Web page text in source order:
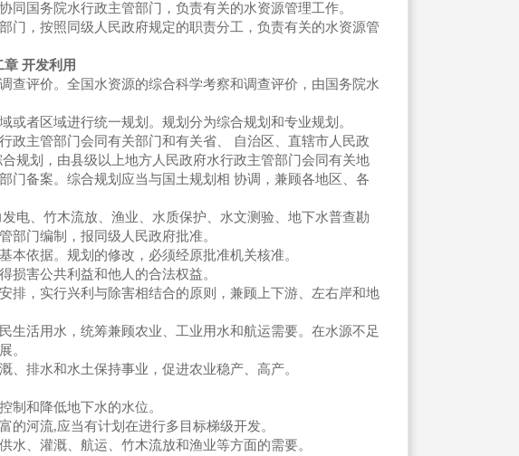
国务院水行政主管部门，负责有关的水资源管理工作。
，按照同级人民政府规定的职责分工，负责有关的水资源管
章 开发利用
评价。全国水资源的综合科学考察和调查评价，由国务院水
者区域进行统一规划。规划分为综合规划和专业规划。
主管部门会同有关部门和有关省、 自治区、直辖市人民政
规划，由县级以上地方人民政府水行政主管部门会同有关地
门备案。综合规划应当与国土规划相 协调，兼顾各地区、各
、竹木流放、渔业、水质保护、水文测验、地下水普查勘
部门编制，报同级人民政府批准。
依据。规划的修改，必须经原批准机关核准。
害公共利益和他人的合法权益。
排，实行兴利与除害相结合的原则，兼顾上下游、左右岸和地
生活用水，统筹兼顾农业、工业用水和航运需要。在水源不足
。
排水和水土保持事业，促进农业稳产、高产。
和降低地下水的水位。
河流,应当有计划在进行多目标梯级开发。
、灌溉、航运、竹木流放和渔业等方面的需要。